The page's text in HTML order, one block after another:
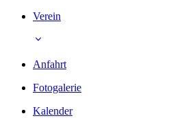
Verein
Anfahrt
Fotogalerie
Kalender